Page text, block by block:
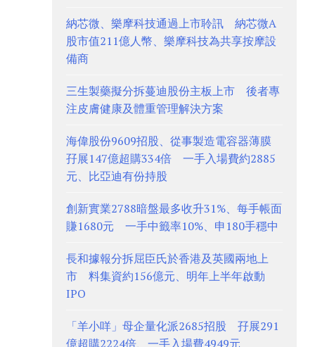
納芯微、樂摩科技通過上市聆訊 納芯微A
股市值211億人幣、樂摩科技為共享按摩設
備商
三生製藥擬分拆蔓迪股份主板上市 後者專
注皮膚健康及體重管理解決方案
海偉股份9609招股、從事製造電容器薄膜
孖展147億超購334倍 一手入場費約2885
元、比亞迪有份持股
創新實業2788暗盤最多收升31%、每手帳面
賺1680元 一手中籤率10%、申180手穩中
長和據報分拆屈臣氏於香港及英國兩地上
市 料集資約156億元、明年上半年啟動
IPO
「羊小咩」母企量化派2685招股 孖展291
億超購2224倍、一手入場費4949元